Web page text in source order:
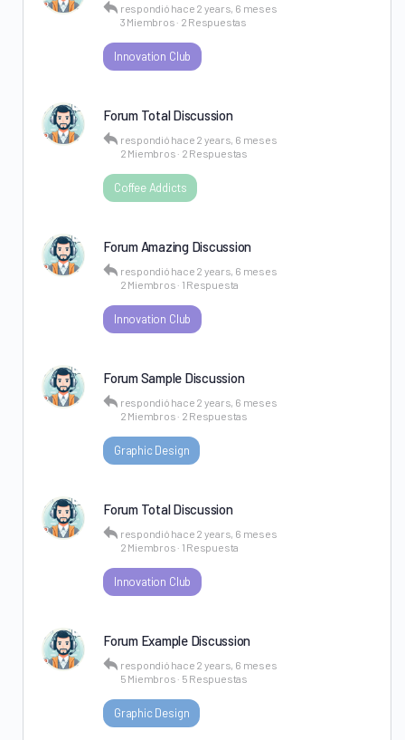
respondió hace 2 years, 6 meses
3 Miembros · 2 Respuestas
Innovation Club
Forum Total Discussion
respondió hace 2 years, 6 meses
2 Miembros · 2 Respuestas
Coffee Addicts
Forum Amazing Discussion
respondió hace 2 years, 6 meses
2 Miembros · 1 Respuesta
Innovation Club
Forum Sample Discussion
respondió hace 2 years, 6 meses
2 Miembros · 2 Respuestas
Graphic Design
Forum Total Discussion
respondió hace 2 years, 6 meses
2 Miembros · 1 Respuesta
Innovation Club
Forum Example Discussion
respondió hace 2 years, 6 meses
5 Miembros · 5 Respuestas
Graphic Design